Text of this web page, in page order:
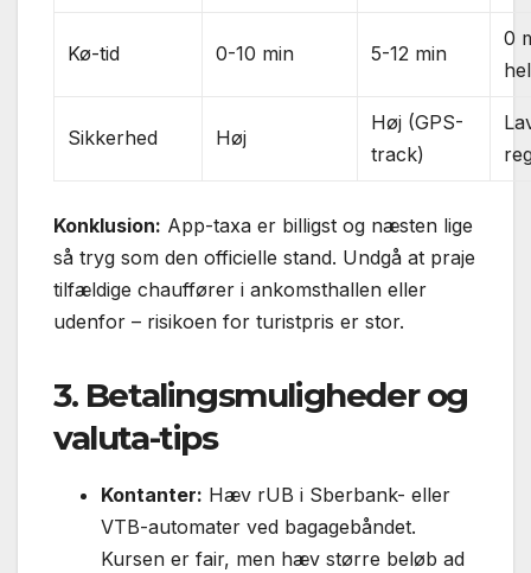
Kø-tid 0-10 min 5-12 min
0
Sikkerhed Høj
Høj (GPS-
track)
Konklusion: App-taxa er billigst og næsten lige
så tryg som den officielle stand. Undgå at praje
tilfældige chauffører i ankomsthallen eller
udenfor – risikoen for turistpris er stor.
3. Betalingsmuligheder og
valuta-tips
Kontanter: Hæv rUB i Sberbank- eller
VTB-automater ved bagagebåndet.
Kursen er fair, men hæv større beløb ad